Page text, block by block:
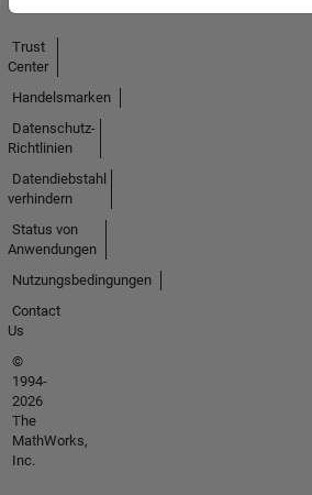
Trust
Center
Handelsmarken
Datenschutz-
Richtlinien
Datendiebstahl
verhindern
Status von
Anwendungen
Nutzungsbedingungen
Contact
Us
©
1994-
2026
The
MathWorks,
Inc.